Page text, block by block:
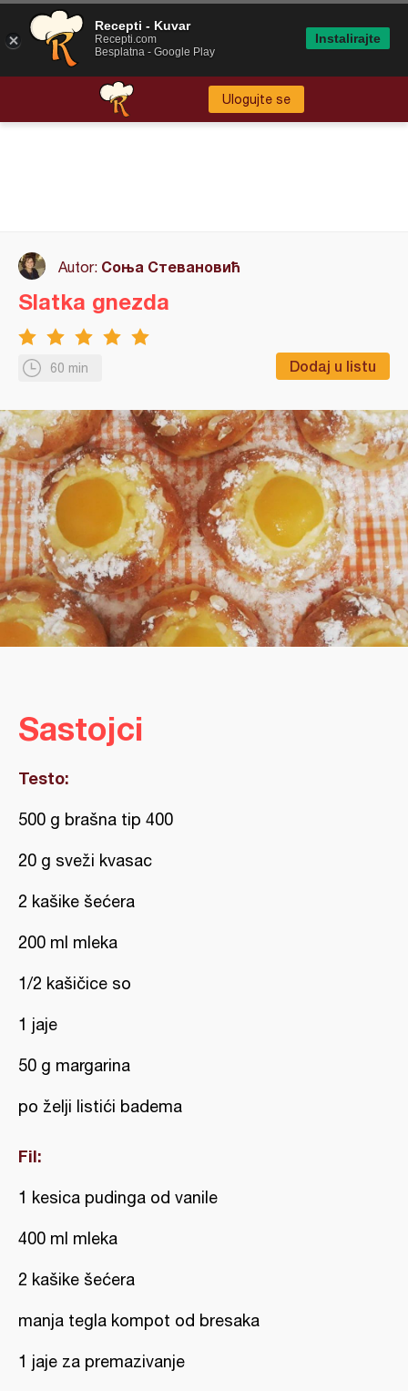
Ulogujte se
Autor: Соња Стевановић
60 min Dodaj u listu
Slatka gnezda
Sastojci
Testo:
500 g brašna tip 400
20 g sveži kvasac
2 kašike šećera
200 ml mleka
1/2 kašičice so
1 jaje
50 g margarina
po želji listići badema
Fil:
1 kesica pudinga od vanile
400 ml mleka
2 kašike šećera
manja tegla kompot od bresaka
1 jaje za premazivanje
Recepti - Kuvar
Recepti.com
Besplatna - Google Play
Instalirajte